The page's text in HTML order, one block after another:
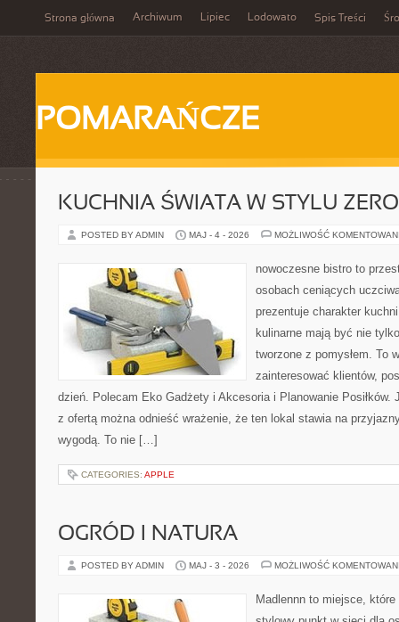
Strona główna Archiwum Lipiec Lodowato Spis Treści
POMARAŃCZE
KUCHNIA ŚWIATA W STYLU
POSTED BY ADMIN MAJ - 4 - 2026 MOŻLIWOŚĆ
nowoczesne bistro to
osobach ceniących
prezentuje charakter
kulinarne mają być nie
tworzone z pomysłem. To
zainteresować klientów,
dzień. Polecam Eko Gadżety i Akcesoria i Planowanie Posiłków.
z ofertą można odnieść wrażenie, że ten lokal stawia na
wygodą. To nie […]
CATEGORIES: APPLE
OGRÓD I NATURA
POSTED BY ADMIN MAJ - 3 - 2026 MOŻLIWOŚĆ
Madlennn to miejsce,